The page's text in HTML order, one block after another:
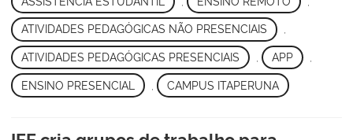
ATIVIDADES PEDAGÓGICAS NÃO PRESENCIAIS ,
ATIVIDADES PEDAGÓGICAS PRESENCIAIS APP
ENSINO PRESENCIAL CAMPUS ITAPERUNA